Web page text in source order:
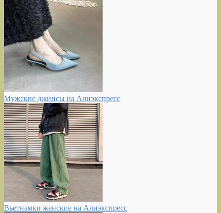
Мужские джинсы на Алиэкспресс
Вьетнамки женские на Алиэкспресс